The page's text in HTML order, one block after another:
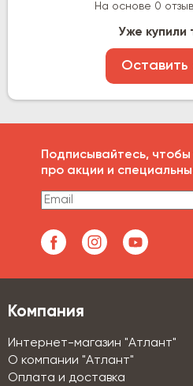
На основе 0
Уже купили
Оставить
Подписывайтесь,
про акции и
Компания
Интернет-магазин "Атлант"
О компании "Атлант"
Оплата и доставка